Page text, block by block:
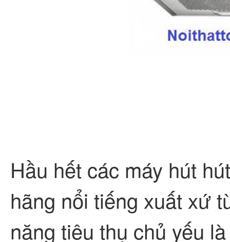
Hầu hết các máy hút
hãng nổi tiếng xuất xứ
năng tiêu thụ chủ yếu